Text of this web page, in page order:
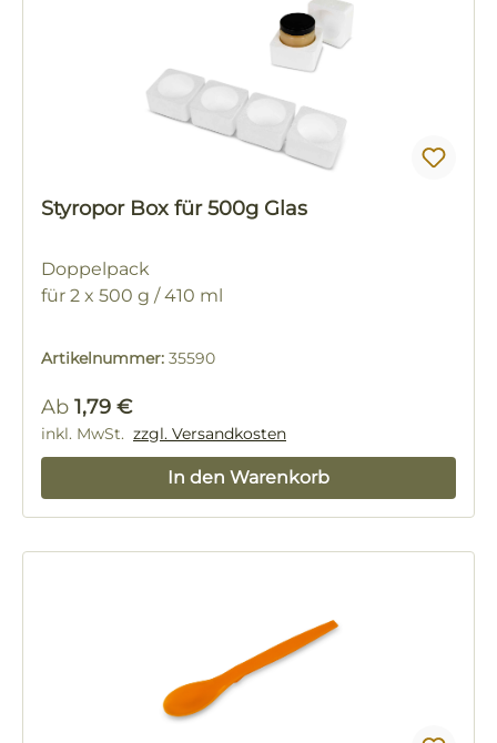
Styropor Box für 500g Glas
Doppelpack
für 2 x 500 g / 410 ml
Artikelnummer: 35590
Regulärer Preis:
Ab 1,79 €
inkl. MwSt. zzgl. Versandkosten
In den Warenkorb